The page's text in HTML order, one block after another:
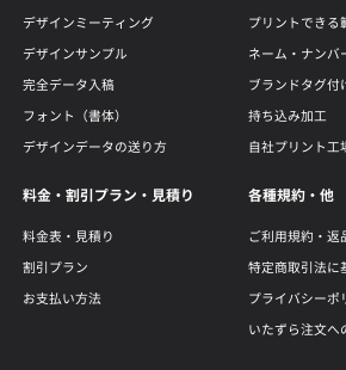
デザインミーティング
デザインサンプル
完全データ入稿
フォント（書体）
デザインデータの送り方
プリントできる
ネーム・ナンバ
ブランドタグ付
持ち込み加工
自社プリント工
料金・割引プラン・見積り
料金表・見積り
割引プラン
お支払い方法
各種規約・他
ご利用規約・返
特定商取引法に
プライバシーポ
いたずら注文へ